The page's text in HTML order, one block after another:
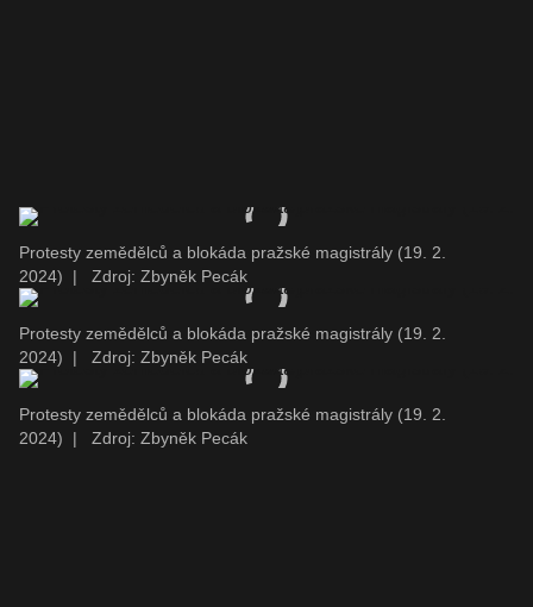
Protesty zemědělců a blokáda pražské magistrály (19. 2.
2024)
| Zdroj: Zbyněk Pecák
Protesty zemědělců a blokáda pražské magistrály (19. 2.
2024)
| Zdroj: Zbyněk Pecák
Protesty zemědělců a blokáda pražské magistrály (19. 2.
2024)
| Zdroj: Zbyněk Pecák